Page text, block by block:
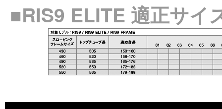
■RIS9 ELITE 適正サイ